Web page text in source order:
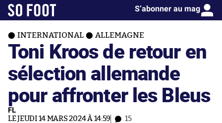
S’abonner au mag
INTERNATIONAL ALLEMAGNE
Toni Kroos de retour en
sélection allemande
pour affronter les Bleus
FL
LE JEUDI 14 MARS 2024 À 14:59 15